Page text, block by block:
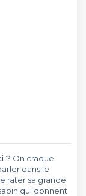
? On craque
dans le
rater sa grande
qui donnent